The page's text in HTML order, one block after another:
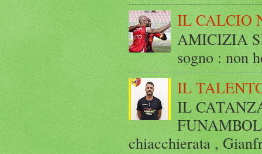
IL CALCIO
AMICIZIA
sogno : non
IL
IL
chiacchierata ,